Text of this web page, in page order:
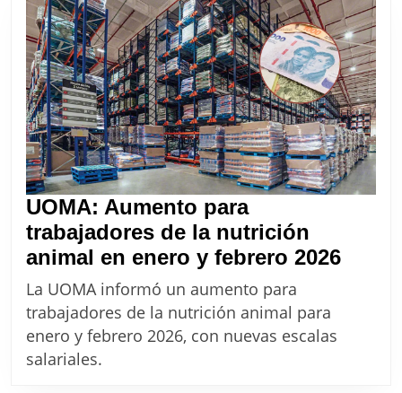
de
la
nutrición
animal
en
mayo
2026
UOMA: Aumento para
trabajadores de la nutrición
animal en enero y febrero 2026
La UOMA informó un aumento para
trabajadores de la nutrición animal para
enero y febrero 2026, con nuevas escalas
salariales.